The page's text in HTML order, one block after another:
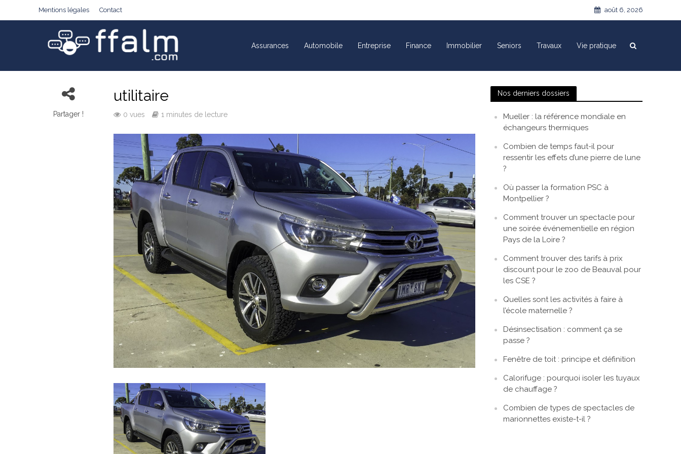
Mentions légales Contact août 6, 2026
Assurances Automobile Entreprise Finance Immobilier Seniors Travaux Vie pratique
Partager !
utilitaire
0 vues 1 minutes de lecture
Nos derniers dossiers
Mueller : la référence mondiale en
échangeurs thermiques
Combien de temps faut-il pour
ressentir les effets d’une pierre de lune
?
Où passer la formation PSC à
Montpellier ?
Comment trouver un spectacle pour
une soirée événementielle en région
Pays de la Loire ?
Comment trouver des tarifs à prix
discount pour le zoo de Beauval pour
les CSE ?
Quelles sont les activités à faire à
l’école maternelle ?
Désinsectisation : comment ça se
passe ?
Fenêtre de toit : principe et définition
Calorifuge : pourquoi isoler les tuyaux
de chauffage ?
Combien de types de spectacles de
marionnettes existe-t-il ?